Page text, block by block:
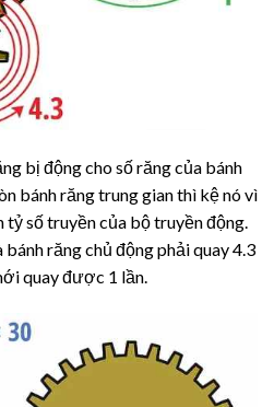
bị động cho số răng của bánh
bánh răng trung gian thì kệ nó vì
tỷ số truyền của bộ truyền động.
răng chủ động phải quay 4.3
quay được 1 lần.